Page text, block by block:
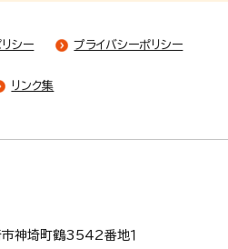
リシー プライバシーポリシー
リンク集
埼町鶴3542番地１